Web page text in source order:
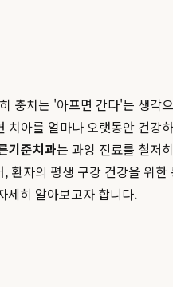
치는 '아프면 간다'는 생
아를 얼마나 오랫동안 건
기준치과는 과잉 진료를 철저
환자의 평생 구강 건강을 위한
세히 알아보고자 합니다.